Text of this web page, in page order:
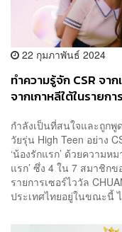
22 กุมภาพันธ์ 2024
ทำความรู้จัก CSR จา
จากเกาหลีใต้ในรายก
กำลังเป็นที่สนใจและถูกพู
วัยรุ่น High Teen อย่าง
‘น้องรักแรก’ ด้วยความห
แรก’ ซึ่ง 4 ใน 7 สมาชิก
รายการเซอร์ไววัล
ประเทศไทยอยู่ในขณะนี้